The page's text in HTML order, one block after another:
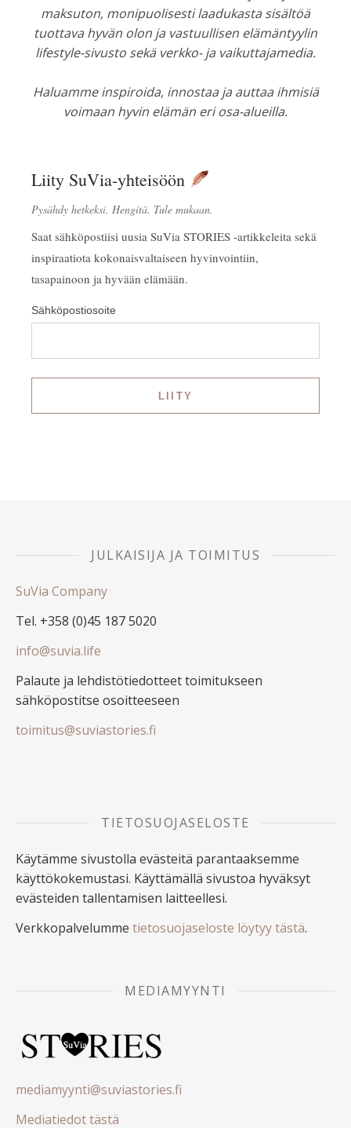
maksuton, monipuolisesti laadukasta sisältöä
tuottava hyvän olon ja vastuullisen elämäntyylin
lifestyle-sivusto sekä verkko- ja vaikuttajamedia.
Haluamme inspiroida, innostaa ja auttaa ihmisiä
voimaan hyvin elämän eri osa-alueilla.
Liity SuVia-yhteisöön
Pysähdy hetkeksi. Hengitä. Tule mukaan.
Saat sähköpostiisi uusia SuVia STORIES -artikkeleita sekä
inspiraatiota kokonaisvaltaiseen hyvinvointiin,
tasapainoon ja hyvään elämään.
Sähköpostiosoite
JULKAISIJA JA TOIMITUS
SuVia Company
Tel. +358 (0)45 187 5020
info@suvia.life
Palaute ja lehdistötiedotteet toimitukseen
sähköpostitse osoitteeseen
toimitus@suviastories.fi
TIETOSUOJASELOSTE
Käytämme sivustolla evästeitä parantaaksemme
käyttökokemustasi. Käyttämällä sivustoa hyväksyt
evästeiden tallentamisen laitteellesi.
Verkkopalvelumme tietosuojaseloste löytyy tästä.
MEDIAMYYNTI
mediamyynti@suviastories.fi
Mediatiedot tästä